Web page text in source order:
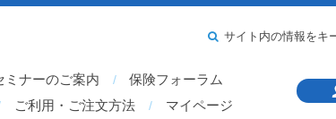
ミナーのご案内
保険フォーラム
ご利用・ご注文方法
マイページ
サイト内の情報をキ